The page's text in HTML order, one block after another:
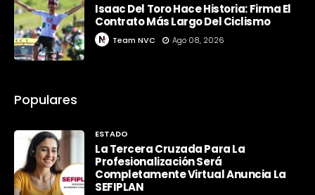
Isaac Del Toro Hace Historia: Firma El
Contrato Más Largo Del Ciclismo
Team NVC Ago 08, 2026
Populares
ESTADO
La Tercera Cruzada Para La
Profesionalización Será
Completamente Virtual Anuncia La
SEFIPLAN